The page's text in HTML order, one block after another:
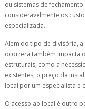
ou sistemas de
consideravelmente os
especializada.
Além do tipo de divisória,
ocorrerá também impacta
estruturais, como a
existentes, o preço da
local por um especialista é
O acesso ao local é outro